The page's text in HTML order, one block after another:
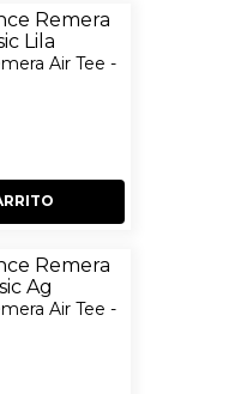
Air Tee -
Air Tee -